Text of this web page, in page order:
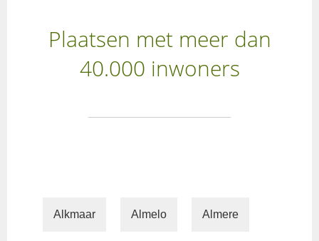
Plaatsen met meer dan
40.000 inwoners
Alkmaar Almelo Almere